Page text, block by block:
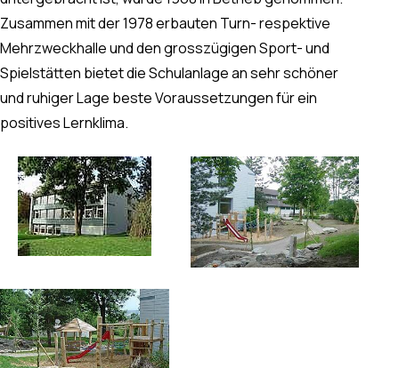
Zusammen mit der 1978 erbauten Turn- respektive
Mehrzweckhalle und den grosszügigen Sport- und
Spielstätten bietet die Schulanlage an sehr schöner
und ruhiger Lage beste Voraussetzungen für ein
positives Lernklima.